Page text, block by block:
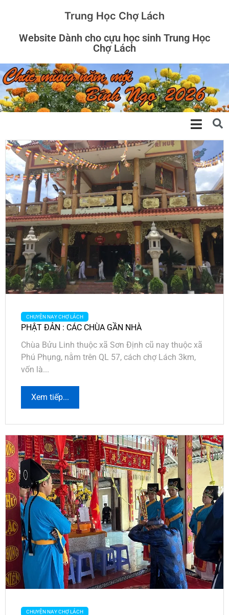
Trung Học Chợ Lách
Website Dành cho cựu học sinh Trung Học
Chợ Lách
CHUYỆN NAY CHỢ LÁCH
PHẬT ĐẢN : CÁC CHÙA GẦN NHÀ
Chùa Bửu Linh thuộc xã Sơn Định cũ nay thuộc xã
Phú Phụng, nằm trên QL 57, cách chợ Lách 3km,
vốn là...
Xem tiếp...
CHUYỆN NAY CHỢ LÁCH